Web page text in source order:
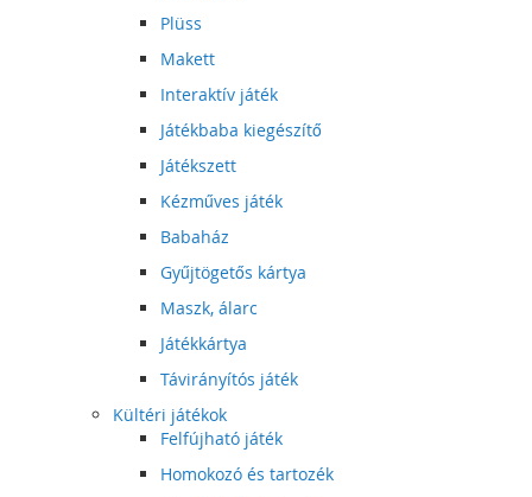
Plüss
Makett
Interaktív játék
Játékbaba kiegészítő
Játékszett
Kézműves játék
Babaház
Gyűjtögetős kártya
Maszk, álarc
Játékkártya
Távirányítós játék
Kültéri játékok
Felfújható játék
Homokozó és tartozék